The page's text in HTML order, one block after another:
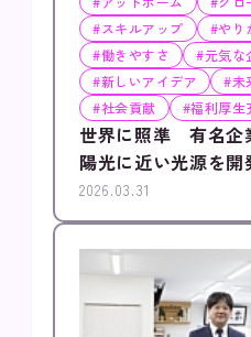
#スキルアップ
#やり
#働きやすさ
#元気な
#新しいアイデア
#未
#社会貢献
#福利厚生
世界に照準 有名企
陽光に近い光源を開
2026.03.31